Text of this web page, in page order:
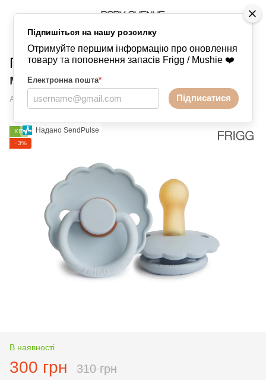
Підпишіться на нашу розсилку
Отримуйте першим інформацію про оновлення
товару та поповнення запасів Frigg / Mushie ❤️
Електронна пошта*
Підписатися
Надано SendPulse
Пустушки FRIGG FRIGG
Пустушка Frigg Daisy BabyBlue 6-18
місяців
Артикул:6093 Написати відгук
ХІТ
−3%
В наявності
300 грн 310 грн